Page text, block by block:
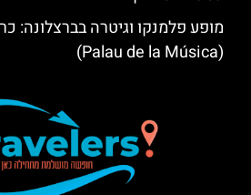
מופע פלמנקו וגיטרה בברצלונה:
(Palau de la Música)